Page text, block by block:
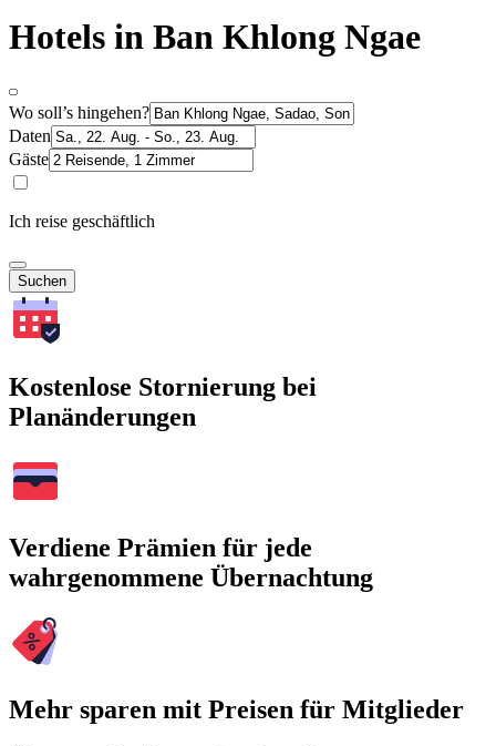
Hotels in Ban Khlong Ngae
Wo soll’s hingehen?
Daten
Gäste
Ich reise geschäftlich
Suchen
Kostenlose Stornierung bei
Planänderungen
Verdiene Prämien für jede
wahrgenommene Übernachtung
Mehr sparen mit Preisen für Mitglieder